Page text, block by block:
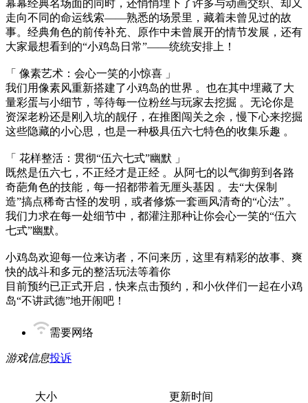
幕幕经典名场面的同时，还悄悄埋下了许多与动画交织、却又
走向不同的命运线索——熟悉的场景里，藏着未曾见过的故
事。经典角色的前传补充、原作中未曾展开的情节发展，还有
大家最想看到的“小鸡岛日常”——统统安排上！
「 像素艺术：会心一笑的小惊喜 」
我们用像素风重新搭建了小鸡岛的世界 。也在其中埋藏了大
量彩蛋与小细节，等待每一位粉丝与玩家去挖掘 。无论你是
资深老粉还是刚入坑的靓仔，在推图闯关之余，慢下心来挖掘
这些隐藏的小心思，也是一种极具伍六七特色的收集乐趣 。
「 花样整活：贯彻“伍六七式”幽默 」
既然是伍六七，不正经才是正经 。从阿七的以气御剪到各路
奇葩角色的技能，每一招都带着无厘头基因 。去“大保制
造”搞点稀奇古怪的发明，或者修炼一套画风清奇的“心法” 。
我们力求在每一处细节中，都灌注那种让你会心一笑的“伍六
七式”幽默。
小鸡岛欢迎每一位来访者，不问来历，这里有精彩的故事、爽
快的战斗和多元的整活玩法等着你
目前预约已正式开启，快来点击预约，和小伙伴们一起在小鸡
岛“不讲武德”地开闹吧！
需要网络
游戏信息投诉
大小 更新时间